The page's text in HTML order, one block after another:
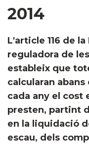
2014
​​L'article 116 de
reguladora de
estableix que
calcularan
cada any el cost
presten, partint
en la liquidació
escau, dels